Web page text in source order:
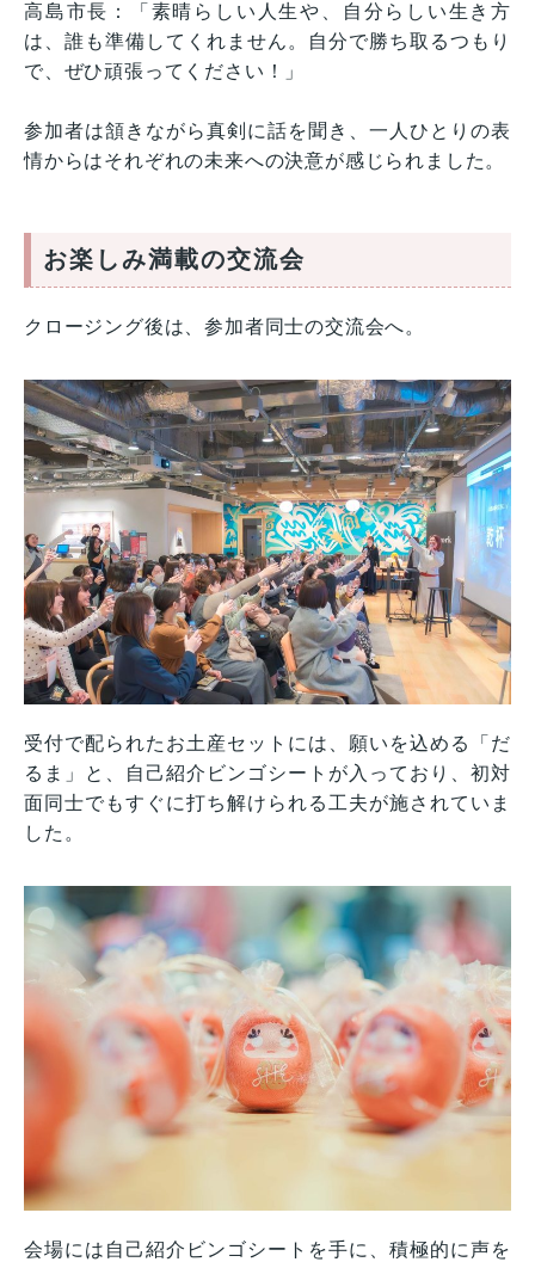
高島市長：「素晴らしい人生や、自分らしい生き方
は、誰も準備してくれません。自分で勝ち取るつもり
で、ぜひ頑張ってください！」
参加者は頷きながら真剣に話を聞き、一人ひとりの表
情からはそれぞれの未来への決意が感じられました。
お楽しみ満載の交流会
クロージング後は、参加者同士の交流会へ。
受付で配られたお土産セットには、願いを込める「だ
るま」と、自己紹介ビンゴシートが入っており、初対
面同士でもすぐに打ち解けられる工夫が施されていま
した。
会場には自己紹介ビンゴシートを手に、積極的に声を